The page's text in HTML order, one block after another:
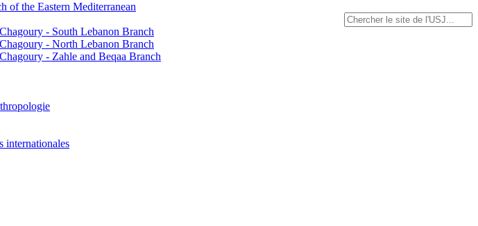
of the Eastern Mediterranean
- South Lebanon Branch
- North Lebanon Branch
- Zahle and Beqaa Branch
internationales